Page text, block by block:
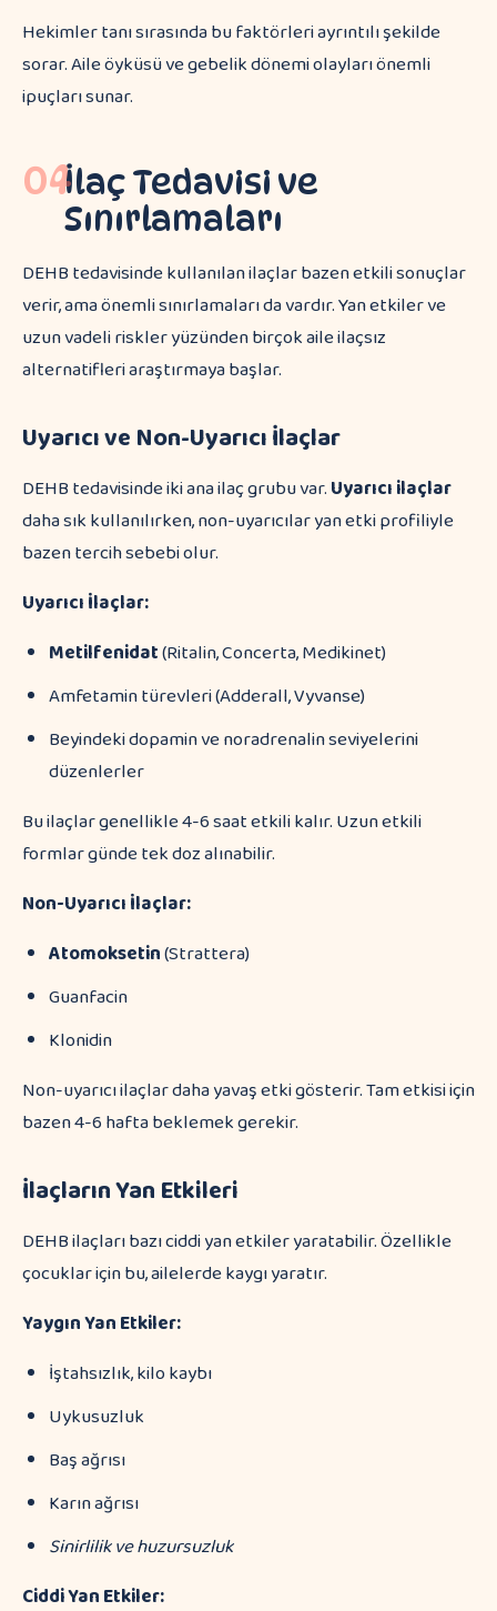
Hekimler tanı sırasında bu faktörleri ayrıntılı şekilde
sorar. Aile öyküsü ve gebelik dönemi olayları önemli
ipuçları sunar.
04İlaç Tedavisi ve
Sınırlamaları
DEHB tedavisinde kullanılan ilaçlar bazen etkili sonuçlar
verir, ama önemli sınırlamaları da vardır. Yan etkiler ve
uzun vadeli riskler yüzünden birçok aile ilaçsız
alternatifleri araştırmaya başlar.
Uyarıcı ve Non-Uyarıcı İlaçlar
DEHB tedavisinde iki ana ilaç grubu var.Uyarıcı ilaçlar
daha sık kullanılırken, non-uyarıcılar yan etki profiliyle
bazen tercih sebebi olur.
Uyarıcı İlaçlar:
Metilfenidat(Ritalin, Concerta, Medikinet)
Amfetamin türevleri (Adderall, Vyvanse)
Beyindeki dopamin ve noradrenalin seviyelerini
düzenlerler
Bu ilaçlar genellikle 4-6 saat etkili kalır. Uzun etkili
formlar günde tek doz alınabilir.
Non-Uyarıcı İlaçlar:
Atomoksetin(Strattera)
Guanfacin
Klonidin
Non-uyarıcı ilaçlar daha yavaş etki gösterir. Tam etkisi için
bazen 4-6 hafta beklemek gerekir.
İlaçların Yan Etkileri
DEHB ilaçları bazı ciddi yan etkiler yaratabilir. Özellikle
çocuklar için bu, ailelerde kaygı yaratır.
Yaygın Yan Etkiler:
İştahsızlık, kilo kaybı
Uykusuzluk
Baş ağrısı
Karın ağrısı
Sinirlilik ve huzursuzluk
Ciddi Yan Etkiler: